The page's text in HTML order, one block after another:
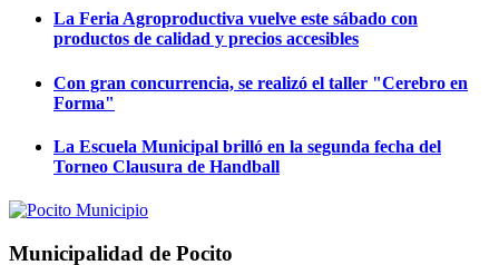
La Feria Agroproductiva vuelve este sábado con
productos de calidad y precios accesibles
Con gran concurrencia, se realizó el taller "Cerebro en
Forma"
La Escuela Municipal brilló en la segunda fecha del
Torneo Clausura de Handball
Municipalidad de Pocito